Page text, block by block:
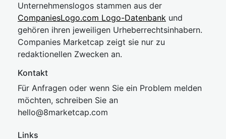
Unternehmenslogos stammen aus der
CompaniesLogo.com Logo-Datenbank und
gehören ihren jeweiligen Urheberrechtsinhabern.
Companies Marketcap zeigt sie nur zu
redaktionellen Zwecken an.
Kontakt
Für Anfragen oder wenn Sie ein Problem melden
möchten, schreiben Sie an
hello@8marketcap.com
Links